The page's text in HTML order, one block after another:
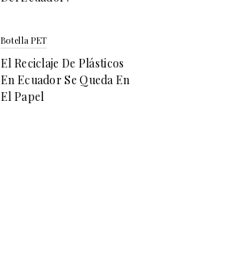
Botella PET
El Reciclaje De Plásticos
En Ecuador Se Queda En
El Papel